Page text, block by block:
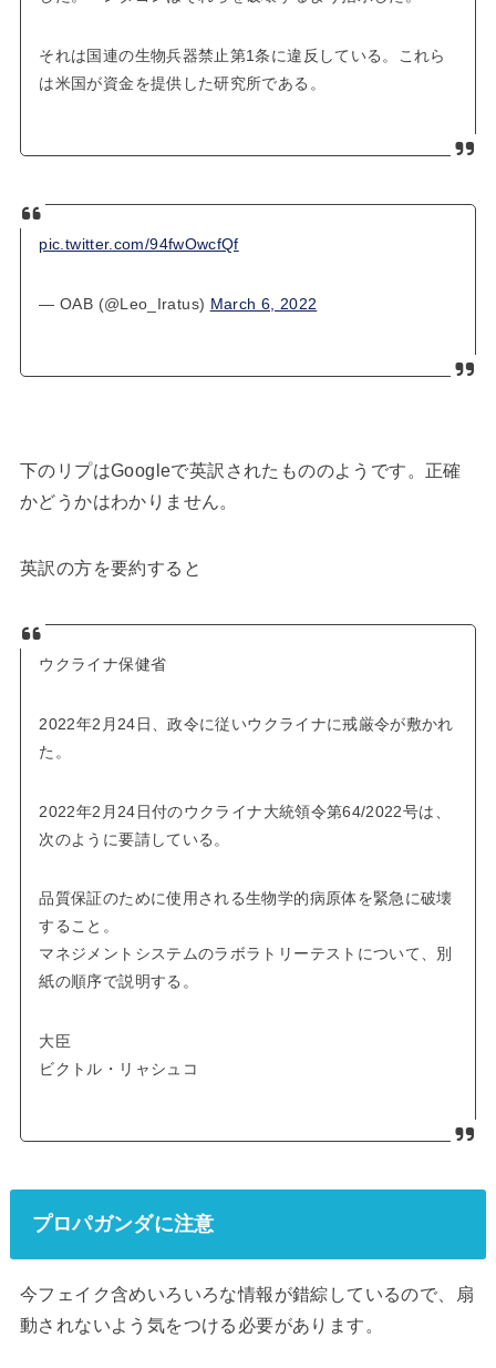
それは国連の生物兵器禁止第1条に違反している。これら
は米国が資金を提供した研究所である。
pic.twitter.com/94fwOwcfQf
— OAB (@Leo_Iratus) March 6, 2022
下のリプはGoogleで英訳されたもののようです。正確
かどうかはわかりません。
英訳の方を要約すると
ウクライナ保健省
2022年2月24日、政令に従いウクライナに戒厳令が敷かれ
た。
2022年2月24日付のウクライナ大統領令第64/2022号は、
次のように要請している。
品質保証のために使用される生物学的病原体を緊急に破壊
すること。
マネジメントシステムのラボラトリーテストについて、別
紙の順序で説明する。
大臣
ビクトル・リャシュコ
プロパガンダに注意
今フェイク含めいろいろな情報が錯綜しているので、扇
動されないよう気をつける必要があります。